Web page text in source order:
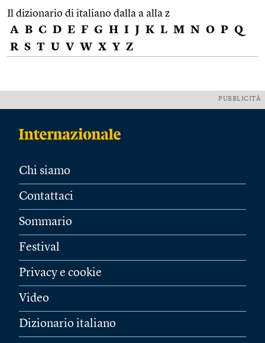
Il dizionario di italiano dalla a alla z
A B C D E F G H I J K L M N O P Q
R S T U V W X Y Z
PUBBLICITÀ
Chi siamo
Contattaci
Sommario
Festival
Privacy e cookie
Video
Dizionario italiano